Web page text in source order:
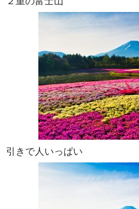
引きで人いっぱい